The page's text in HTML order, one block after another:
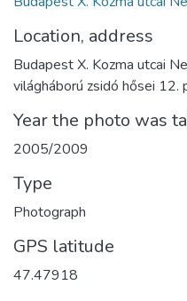
Location, address
Budapest X. Kozma utcai
világháború zsidó hősei 12.
Year the photo was
2005/2009
Type
Photograph
GPS latitude
47.47918